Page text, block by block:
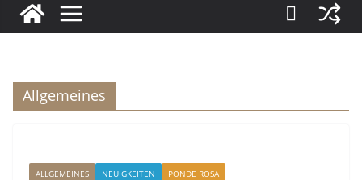
Allgemeines
ALLGEMEINES NEUIGKEITEN PONDE ROSA